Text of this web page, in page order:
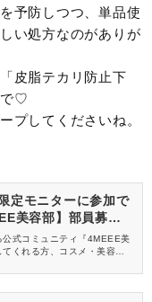
予防しつつ、単品使
い処方なのがありが
皮脂テカリ防止下
で♡
プしてくださいね。
定モニターに参加で
美容部】部員募集
式コミュニティ『4MEEE美
くれる方、コスメ・美容情報